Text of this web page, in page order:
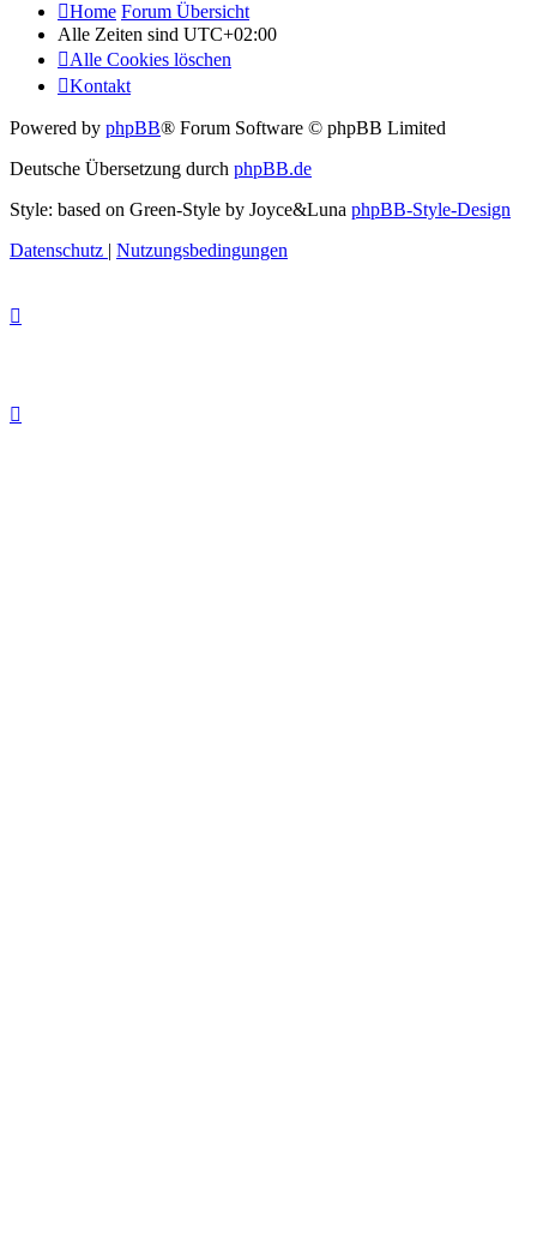
Home Forum Übersicht
Alle Zeiten sind UTC+02:00
Alle Cookies löschen
Kontakt
Powered by phpBB® Forum Software © phpBB Limited
Deutsche Übersetzung durch phpBB.de
Style: based on Green-Style by Joyce&Luna phpBB-Style-Design
Datenschutz | Nutzungsbedingungen